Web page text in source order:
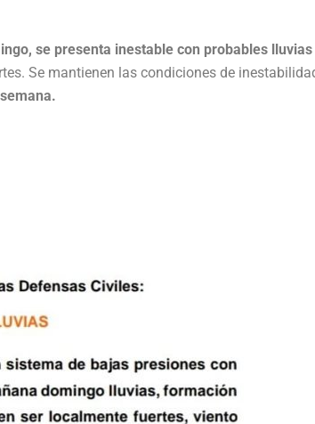
se presenta inestable con probables lluvias
Se mantienen las condiciones de